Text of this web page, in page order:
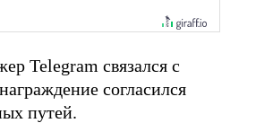
Telegram связался с
согласился
путей.